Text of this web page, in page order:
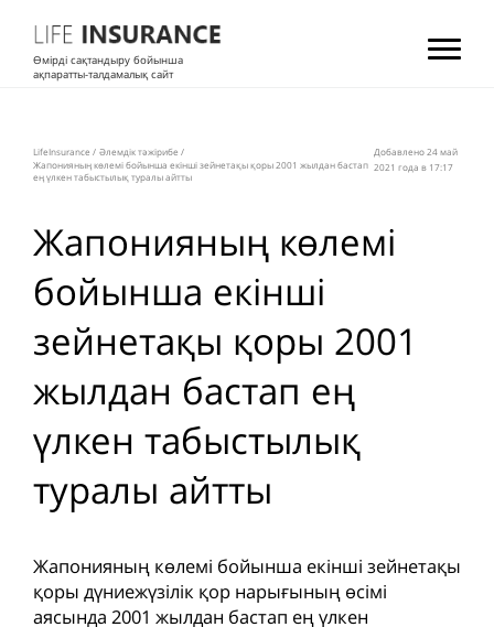
Өмірді сақтандыру бойынша
ақпаратты-талдамалық сайт
LifeInsurance / Әлемдік тәжірибе /
Жапонияның көлемі бойынша екінші зейнетақы қоры 2001 жылдан бастап
ең үлкен табыстылық туралы айтты
Добавлено 24 май
2021 года в 17:17
Жапонияның көлемі
бойынша екінші
зейнетақы қоры 2001
жылдан бастап ең
үлкен табыстылық
туралы айтты
Жапонияның көлемі бойынша екінші зейнетақы
қоры дүниежүзілік қор нарығының өсімі
аясында 2001 жылдан бастап ең үлкен